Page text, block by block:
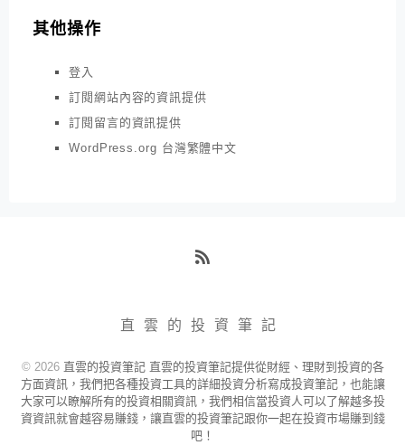
其他操作
登入
訂閱網站內容的資訊提供
訂閱留言的資訊提供
WordPress.org 台灣繁體中文
直雲的投資筆記
© 2026 直雲的投資筆記 直雲的投資筆記提供從財經、理財到投資的各
方面資訊，我們把各種投資工具的詳細投資分析寫成投資筆記，也能讓
大家可以瞭解所有的投資相關資訊，我們相信當投資人可以了解越多投
資資訊就會越容易賺錢，讓直雲的投資筆記跟你一起在投資市場賺到錢
吧！